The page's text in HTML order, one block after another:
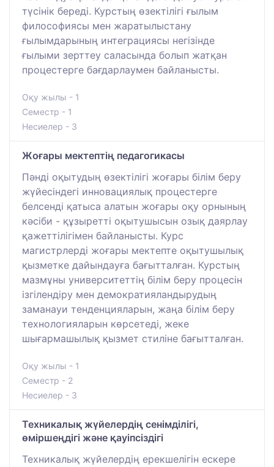
түсінік береді. Курстың өзектілігі ғылым
философиясы мен жаратылыстану
ғылымдарының интеграциясы негізінде
ғылыми зерттеу саласында болып жатқан
процестерге бағдарлаумен байланысты.
Оқу жылы - 1
Семестр - 1
Несиелер - 3
Жоғары мектептің педагогикасы
Пәнді оқытудың өзектілігі жоғары білім беру
жүйесіндегі инновациялық процестерге
белсенді қатыса алатын жоғары оқу орнының
кәсіби - құзыретті оқытушысын озық даярлау
қажеттілігімен байланысты. Курс
магистрлерді жоғары мектепте оқытушылық
қызметке дайындауға бағытталған. Курстың
мазмұны университеттің білім беру процесін
ізгілендіру мен демократияландырудың
заманауи тенденцияларын, жаңа білім беру
технологияларын көрсетеді, жеке
шығармашылық қызмет стиліне бағытталған.
Оқу жылы - 1
Семестр - 2
Несиелер - 3
Техникалық жүйелердің сенімділігі,
өміршеңдігі және қауіпсіздігі
Техникалық жүйелердің ерекшелігін ескере